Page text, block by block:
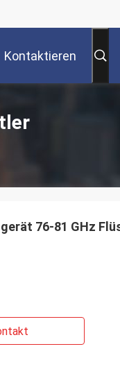
Kontaktieren
76-81 GHz